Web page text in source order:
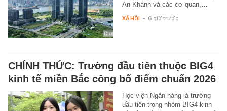
An Khánh và các cơ quan,…
XÃ HỘI - 6 giờ trước
CHÍNH THỨC: Trường đầu tiên thuộc BIG4
kinh tế miền Bắc công bố điểm chuẩn 2026
Học viện Ngân hàng là trường
đầu tiên trong nhóm BIG4 kinh